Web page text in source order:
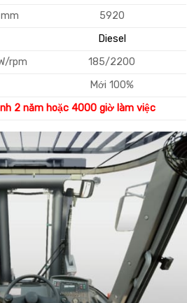
mm
5920
Diesel
rpm
185/2200
Mới 100%
2 năm hoặc 4000 giờ làm việc